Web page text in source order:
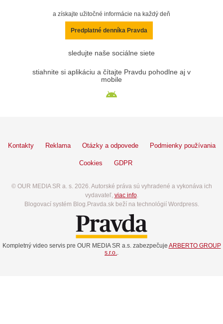
a získajte užitočné informácie na každý deň
Predplatné denníka Pravda
sledujte naše sociálne siete
stiahnite si aplikáciu a čítajte Pravdu pohodlne aj v
mobile
Kontakty Reklama Otázky a odpovede Podmienky používania
Cookies GDPR
© OUR MEDIA SR a. s. 2026. Autorské práva sú vyhradené a vykonáva ich
vydavateľ, viac info.
Blogovací systém Blog.Pravda.sk beží na technológií Wordpress.
Kompletný video servis pre OUR MEDIA SR a.s. zabezpečuje ARBERTO GROUP
s.r.o..